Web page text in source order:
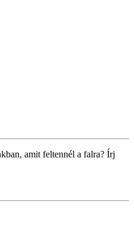
amit feltennél a falra? Írj